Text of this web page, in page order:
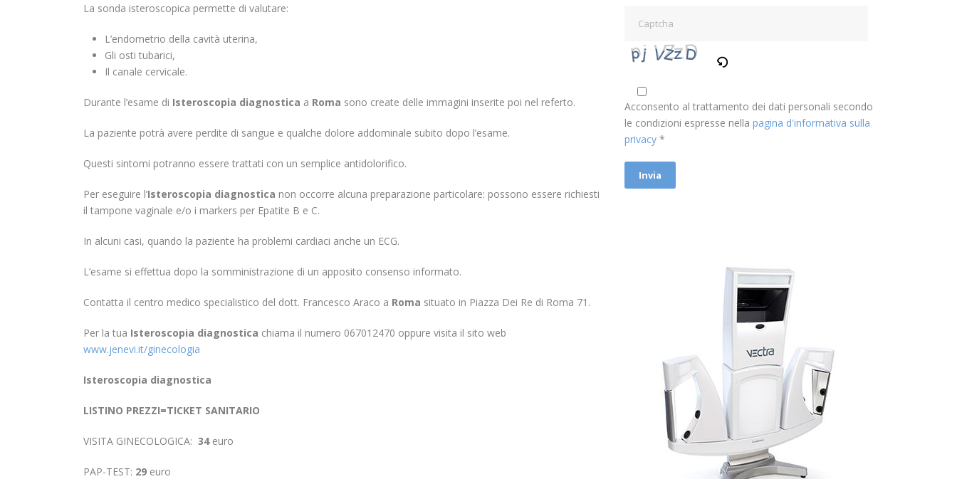
La sonda isteroscopica permette di valutare:
L’endometrio della cavità uterina,
Gli osti tubarici,
Il canale cervicale.
Durante l’esame di Isteroscopia diagnostica a Roma sono create delle immagini inserite poi nel referto.
La paziente potrà avere perdite di sangue e qualche dolore addominale subito dopo l’esame.
Questi sintomi potranno essere trattati con un semplice antidolorifico.
Per eseguire l’Isteroscopia diagnostica non occorre alcuna preparazione particolare: possono essere richiesti
il tampone vaginale e/o i markers per Epatite B e C.
In alcuni casi, quando la paziente ha problemi cardiaci anche un ECG.
L’esame si effettua dopo la somministrazione di un apposito consenso informato.
Contatta il centro medico specialistico del dott. Francesco Araco a Roma situato in Piazza Dei Re di Roma 71.
Per la tua Isteroscopia diagnostica chiama il numero 067012470 oppure visita il sito web
www.jenevi.it/ginecologia
Isteroscopia diagnostica
LISTINO PREZZI=TICKET SANITARIO
VISITA GINECOLOGICA: 34euro
PAP-TEST: 29 euro
Acconsento al trattamento dei dati personali secondo
le condizioni espresse nella pagina d'informativa sulla
privacy *